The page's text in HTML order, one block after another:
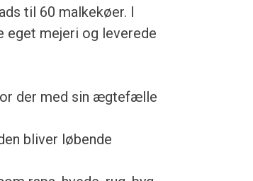
til 60 malkekøer. I
eget mejeri og leverede
der med sin ægtefælle
bliver løbende